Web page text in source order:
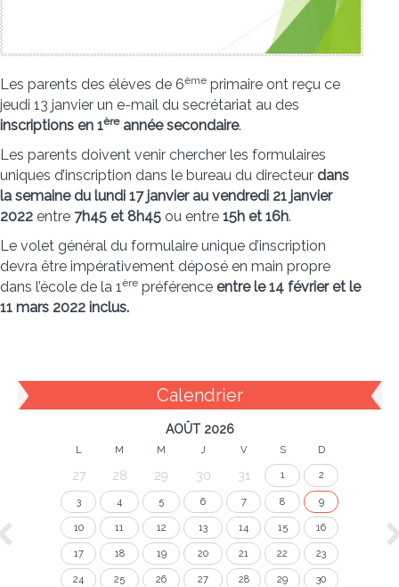
Les parents des élèves de 6ème primaire ont reçu ce
jeudi 13 janvier un e-mail du secrétariat au des
inscriptions en 1èreannée secondaire.
Les parents doivent venir chercher les formulaires
uniques d’inscription dans le bureau du directeur dans
la semaine du lundi 17 janvier au vendredi 21 janvier
2022 entre 7h45 et 8h45 ou entre 15h et 16h.
Le volet général du formulaire unique d’inscription
devra être impérativement déposé en main propre
dans l’école de la 1ère préférence entre le 14 février et le
11 mars 2022 inclus.
Calendrier
AOÛT 2026
L M M J V S D
27 28 29 30 31 1 2
3 4 5 6 7 8 9
10 11 12 13 14 15 16
17 18 19 20 21 22 23
24 25 26 27 28 29 30